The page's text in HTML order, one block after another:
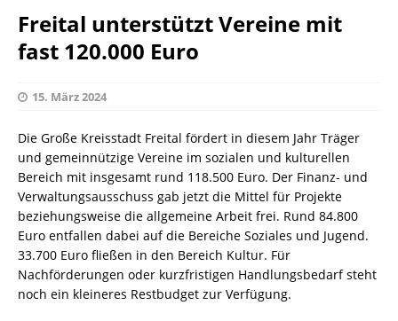
Freital unterstützt Vereine mit
fast 120.000 Euro
15. März 2024
Die Große Kreisstadt Freital fördert in diesem Jahr Träger
und gemeinnützige Vereine im sozialen und kulturellen
Bereich mit insgesamt rund 118.500 Euro. Der Finanz- und
Verwaltungsausschuss gab jetzt die Mittel für Projekte
beziehungsweise die allgemeine Arbeit frei. Rund 84.800
Euro entfallen dabei auf die Bereiche Soziales und Jugend.
33.700 Euro fließen in den Bereich Kultur. Für
Nachförderungen oder kurzfristigen Handlungsbedarf steht
noch ein kleineres Restbudget zur Verfügung.